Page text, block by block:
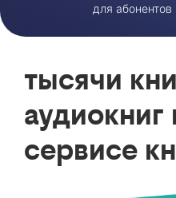
для абонентов
тысячи
аудиокниг
сервисе